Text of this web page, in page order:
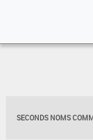
SECONDS NOMS